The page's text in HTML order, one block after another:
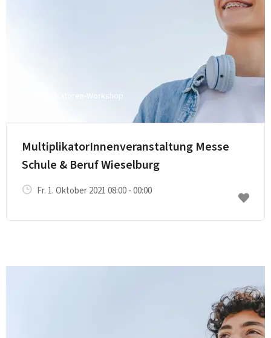
Multiplikatoren-Workshop
MultiplikatorInnenveranstaltung Messe
Schule & Beruf Wieselburg
Fr. 1. Oktober 2021 08:00 - 00:00